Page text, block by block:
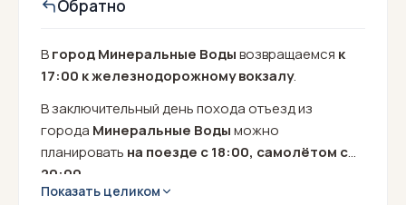
Обратно
Вгород Минеральные Водывозвращаемся к
17:00 к железнодорожному вокзалу.
В заключительный день похода отъезд из
города Минеральные Водыможно
планировать на поезде с 18:00, самолётом с
20:00.
Показать целиком